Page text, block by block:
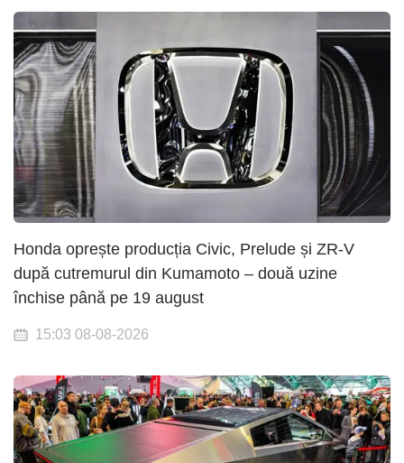
Honda oprește producția Civic, Prelude și ZR-V
după cutremurul din Kumamoto – două uzine
închise până pe 19 august
15:03 08-08-2026